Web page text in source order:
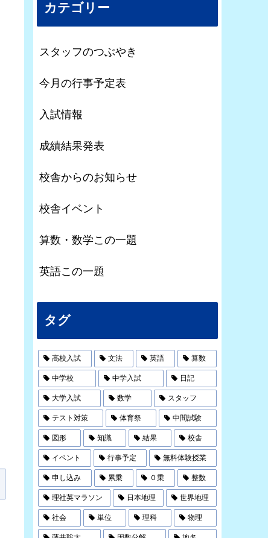
カテゴリー
スタッフのつぶやき
今月の行事予定表
入試情報
成績結果発表
校舎からのお知らせ
校舎イベント
算数・数学この一題
英語この一題
タグ
高校入試 文法 英語 算数
中学校 中学入試 日記
大学入試 数学 スタッフ
テスト対策 体育祭 中間試験
図形 知識 結果 校舎
イベント 行事予定 無料体験授業
申し込み 累乗 ０乗 整数
理社英マラソン 日本地理 世界地理
社会 単位 理科 物理